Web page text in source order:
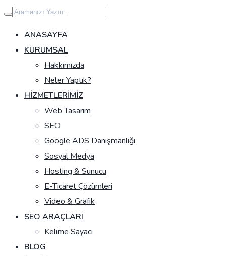
İçeriğe
geç
ANASAYFA
KURUMSAL
Hakkımızda
Neler Yaptık?
HIZMETLERIMIZ
Web Tasarım
SEO
Google ADS Danışmanlığı
Sosyal Medya
Hosting & Sunucu
E-Ticaret Çözümleri
Video & Grafik
SEO ARAÇLARI
Kelime Sayacı
BLOG